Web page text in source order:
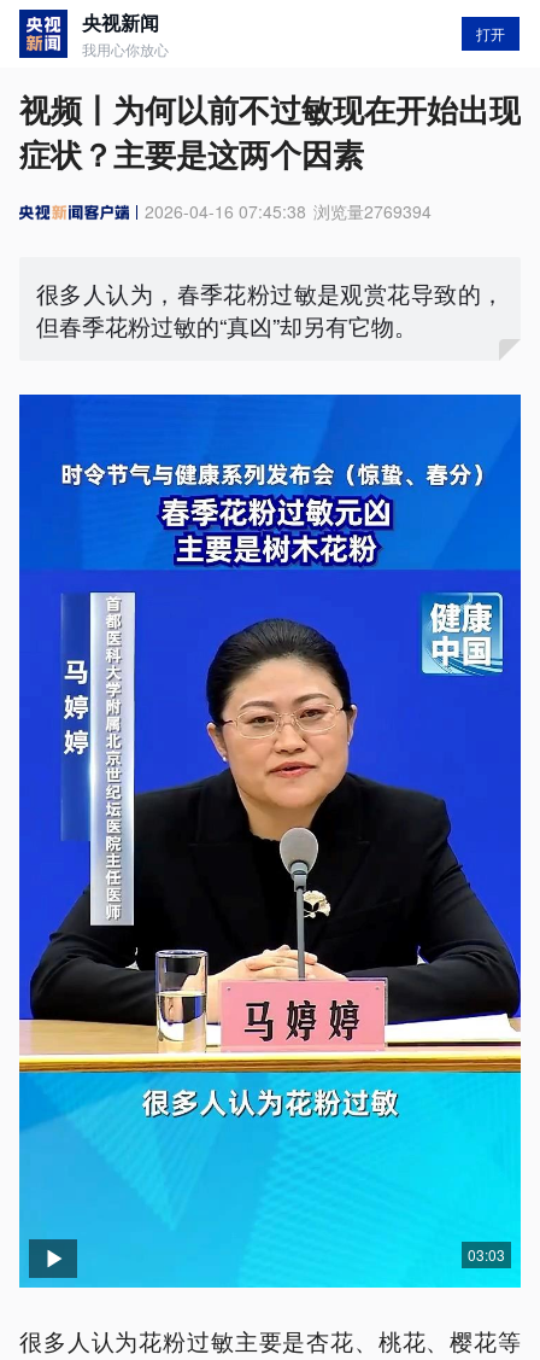
央视新闻
我用心你放心
打开
视频丨为何以前不过敏现在开始出现
症状？主要是这两个因素
2026-04-16 07:45:38 浏览量2769394
很多人认为，春季花粉过敏是观赏花导致的，
但春季花粉过敏的“真凶”却另有它物。
03:03
很多人认为花粉过敏主要是杏花、桃花、樱花等